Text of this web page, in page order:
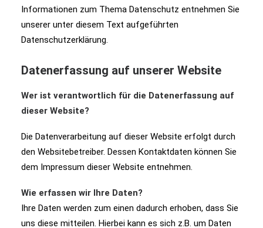
Informationen zum Thema Datenschutz entnehmen Sie
unserer unter diesem Text aufgeführten
Datenschutzerklärung.
Datenerfassung auf unserer Website
Wer ist verantwortlich für die Datenerfassung auf
dieser Website?
Die Datenverarbeitung auf dieser Website erfolgt durch
den Websitebetreiber. Dessen Kontaktdaten können Sie
dem Impressum dieser Website entnehmen.
Wie erfassen wir Ihre Daten?
Ihre Daten werden zum einen dadurch erhoben, dass Sie
uns diese mitteilen. Hierbei kann es sich z.B. um Daten